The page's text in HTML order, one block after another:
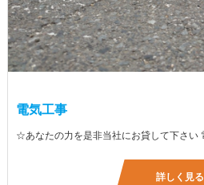
電気工事
詳しく見る